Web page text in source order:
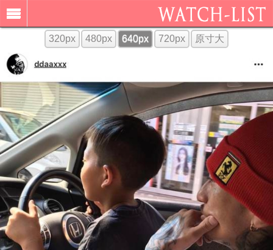
320px 480px 640px 720px 原寸大